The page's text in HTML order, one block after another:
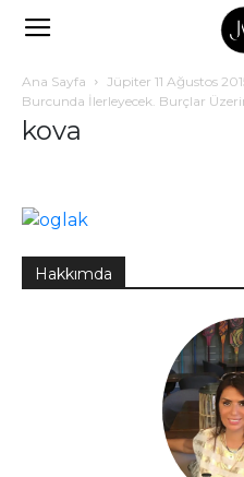
Ana Sayfa
Jüpiter 11 Ağustos
Burcunda İlerleyecek. Burçlar
kova
Hakkımda